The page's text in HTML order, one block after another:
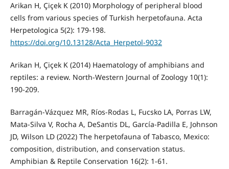
Arikan H, Çiçek K (2010) Morphology of peripheral blood
cells from various species of Turkish herpetofauna. Acta
Herpetologica 5(2): 179-198.
https://doi.org/10.13128/Acta_Herpetol-9032
Arikan H, Çiçek K (2014) Haematology of amphibians and
reptiles: a review. North-Western Journal of Zoology 10(1):
190-209.
Barragán-Vázquez MR, Ríos-Rodas L, Fucsko LA, Porras LW,
Mata-Silva V, Rocha A, DeSantis DL, García-Padilla E, Johnson
JD, Wilson LD (2022) The herpetofauna of Tabasco, Mexico:
composition, distribution, and conservation status.
Amphibian & Reptile Conservation 16(2): 1-61.